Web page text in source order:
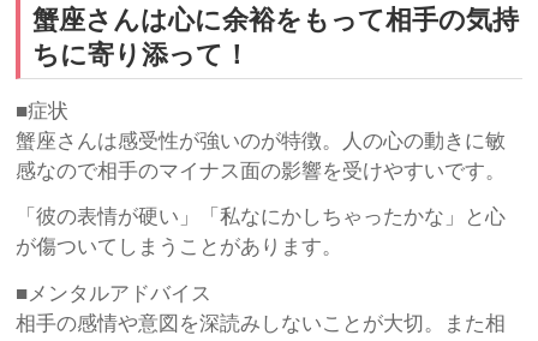
蟹座さんは心に余裕をもって相手の気持
ちに寄り添って！
■症状
蟹座さんは感受性が強いのが特徴。人の心の動きに敏
感なので相手のマイナス面の影響を受けやすいです。
「彼の表情が硬い」「私なにかしちゃったかな」と心
が傷ついてしまうことがあります。
■メンタルアドバイス
相手の感情や意図を深読みしないことが大切。また相